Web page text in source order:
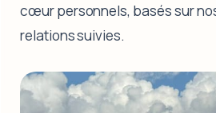
cœur personnels, basés sur
relations suivies.